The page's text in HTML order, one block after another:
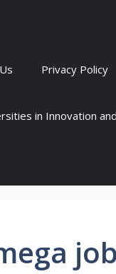
Privacy Policy
in Innovation